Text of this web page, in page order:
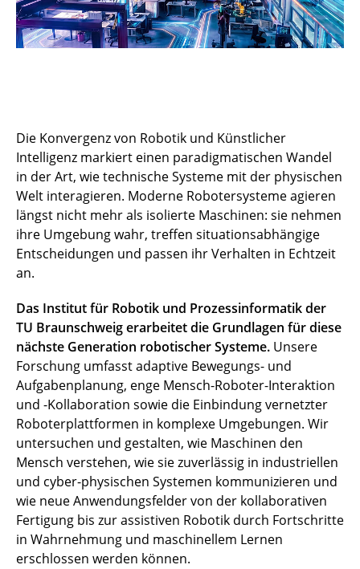
Die Konvergenz von Robotik und Künstlicher
Intelligenz markiert einen paradigmatischen Wandel
in der Art, wie technische Systeme mit der physischen
Welt interagieren. Moderne Robotersysteme agieren
längst nicht mehr als isolierte Maschinen: sie nehmen
ihre Umgebung wahr, treffen situationsabhängige
Entscheidungen und passen ihr Verhalten in Echtzeit
an.
Das Institut für Robotik und Prozessinformatik der
TU Braunschweig erarbeitet die Grundlagen für diese
nächste Generation robotischer Systeme. Unsere
Forschung umfasst adaptive Bewegungs- und
Aufgabenplanung, enge Mensch-Roboter-Interaktion
und -Kollaboration sowie die Einbindung vernetzter
Roboterplattformen in komplexe Umgebungen. Wir
untersuchen und gestalten, wie Maschinen den
Mensch verstehen, wie sie zuverlässig in industriellen
und cyber-physischen Systemen kommunizieren und
wie neue Anwendungsfelder von der kollaborativen
Fertigung bis zur assistiven Robotik durch Fortschritte
in Wahrnehmung und maschinellem Lernen
erschlossen werden können.